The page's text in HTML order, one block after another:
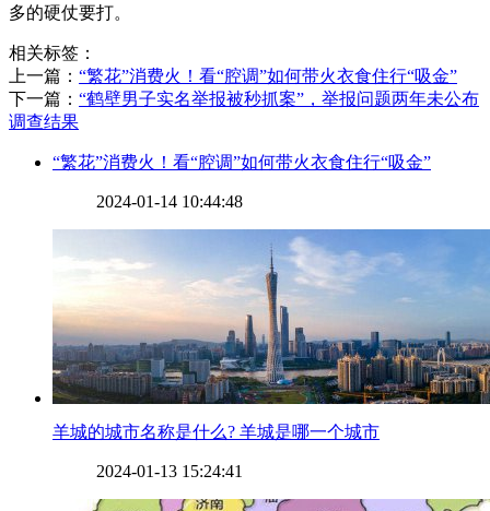
多的硬仗要打。
相关标签：
上一篇： ​“繁花”消费火！看“腔调”如何带火衣食住行“吸金”
下一篇： ​“鹤壁男子实名举报被秒抓案”，举报问题两年未公布
调查结果
​“繁花”消费火！看“腔调”如何带火衣食住行“吸金”
2024-01-14 10:44:48
​羊城的城市名称是什么? 羊城是哪一个城市
2024-01-13 15:24:41